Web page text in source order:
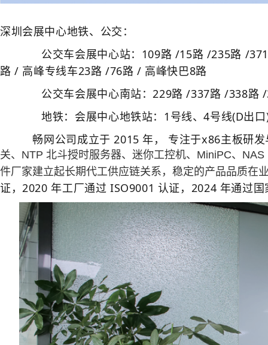
深圳会展中心地铁、公交：
公交车会展中心站：109路 /15路 /235路 /
路 / 高峰专线车23路 /76路 / 高峰快巴8路
公交车会展中心南站：229路 /337路 /338路 /
地铁：会展中心地铁站：1号线、4号线(D出口
畅网公司成立于 2015 年， 专注于x86主板研发
关、NTP 北斗授时服务器、迷你工控机、MiniPC、
件厂家建立起长期代工供应链关系，稳定的产品品质在
证，2020 年工厂通过 ISO9001 认证，2024 年通过